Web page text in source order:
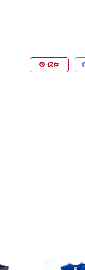
保存